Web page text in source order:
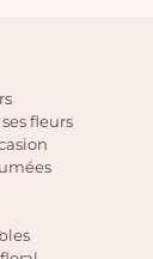
fleurs